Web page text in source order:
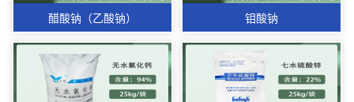
醋酸钠（乙酸钠） 钼酸钠